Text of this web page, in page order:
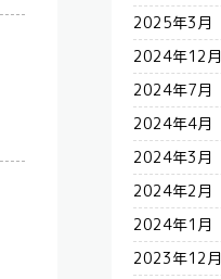
2025年3月
2024年12月
2024年7月
2024年4月
2024年3月
2024年2月
2024年1月
2023年12月